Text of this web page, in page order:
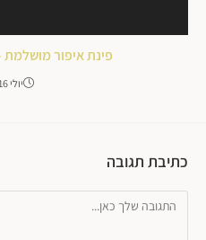
פינת איפור
יולי 16, 2026
כתיבת תגובה